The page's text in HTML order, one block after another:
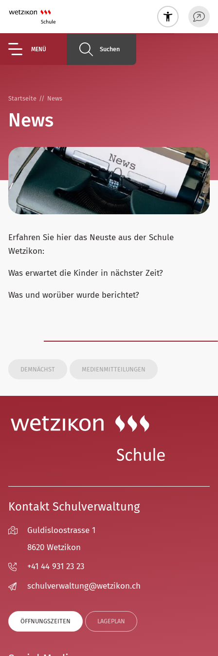
MENÜ Suchen
Startseite News
News
Erfahren Sie hier das Neuste aus der Schule
Wetzikon:
Was erwartet die Kinder in nächster Zeit?
Was und worüber wurde berichtet?
DEMNÄCHST MEDIENMITTEILUNGEN
Kontakt Schulverwaltung
Guldisloostrasse 1
8620 Wetzikon
+41 44 931 23 23
sch lv rw lt ng w tz k n ch
ÖFFNUNGSZEITEN LAGEPLAN